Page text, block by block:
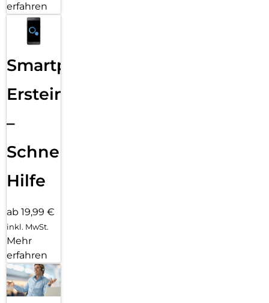
erfahren
Smartphone
Ersteinrichtung
–
Schnelle
Hilfe
ab 19,99 €
inkl. MwSt.
Mehr
erfahren